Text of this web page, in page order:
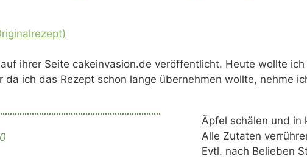
ihrer Seite cakeinvasion.de veröffentlicht. Heute wollte
da ich das Rezept schon lange übernehmen wollte, nehme
Äpfel schälen und in
Alle Zutaten
Evtl. nach Belieben